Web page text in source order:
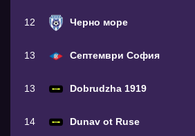
12 Черно море
13 Септември София
13 Dobrudzha 1919
14 Dunav ot Ruse